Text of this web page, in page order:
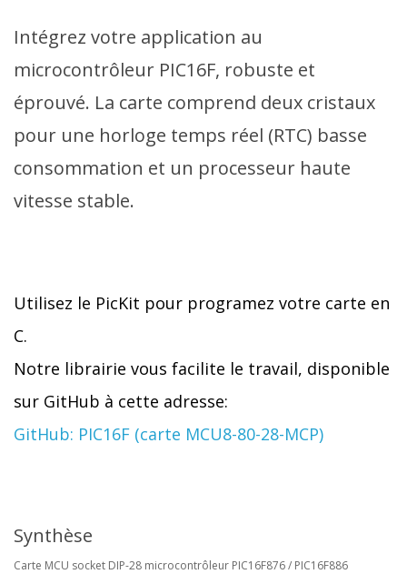
Intégrez votre application au
microcontrôleur PIC16F, robuste et
éprouvé. La carte comprend deux cristaux
pour une horloge temps réel (RTC) basse
consommation et un processeur haute
vitesse stable.
Utilisez le PicKit pour programez votre carte en
C.
Notre librairie vous facilite le travail, disponible
sur GitHub à cette adresse:
GitHub: PIC16F (carte MCU8-80-28-MCP)
Synthèse
Carte MCU socket DIP-28 microcontrôleur PIC16F876 / PIC16F886